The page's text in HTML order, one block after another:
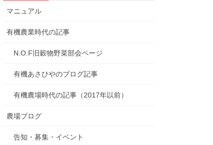
マニュアル
有機農業時代の記事
N.O.F旧穀物野菜部会ページ
有機あさひやのブログ記事
有機農場時代の記事（2017年以前）
農場ブログ
告知・募集・イベント